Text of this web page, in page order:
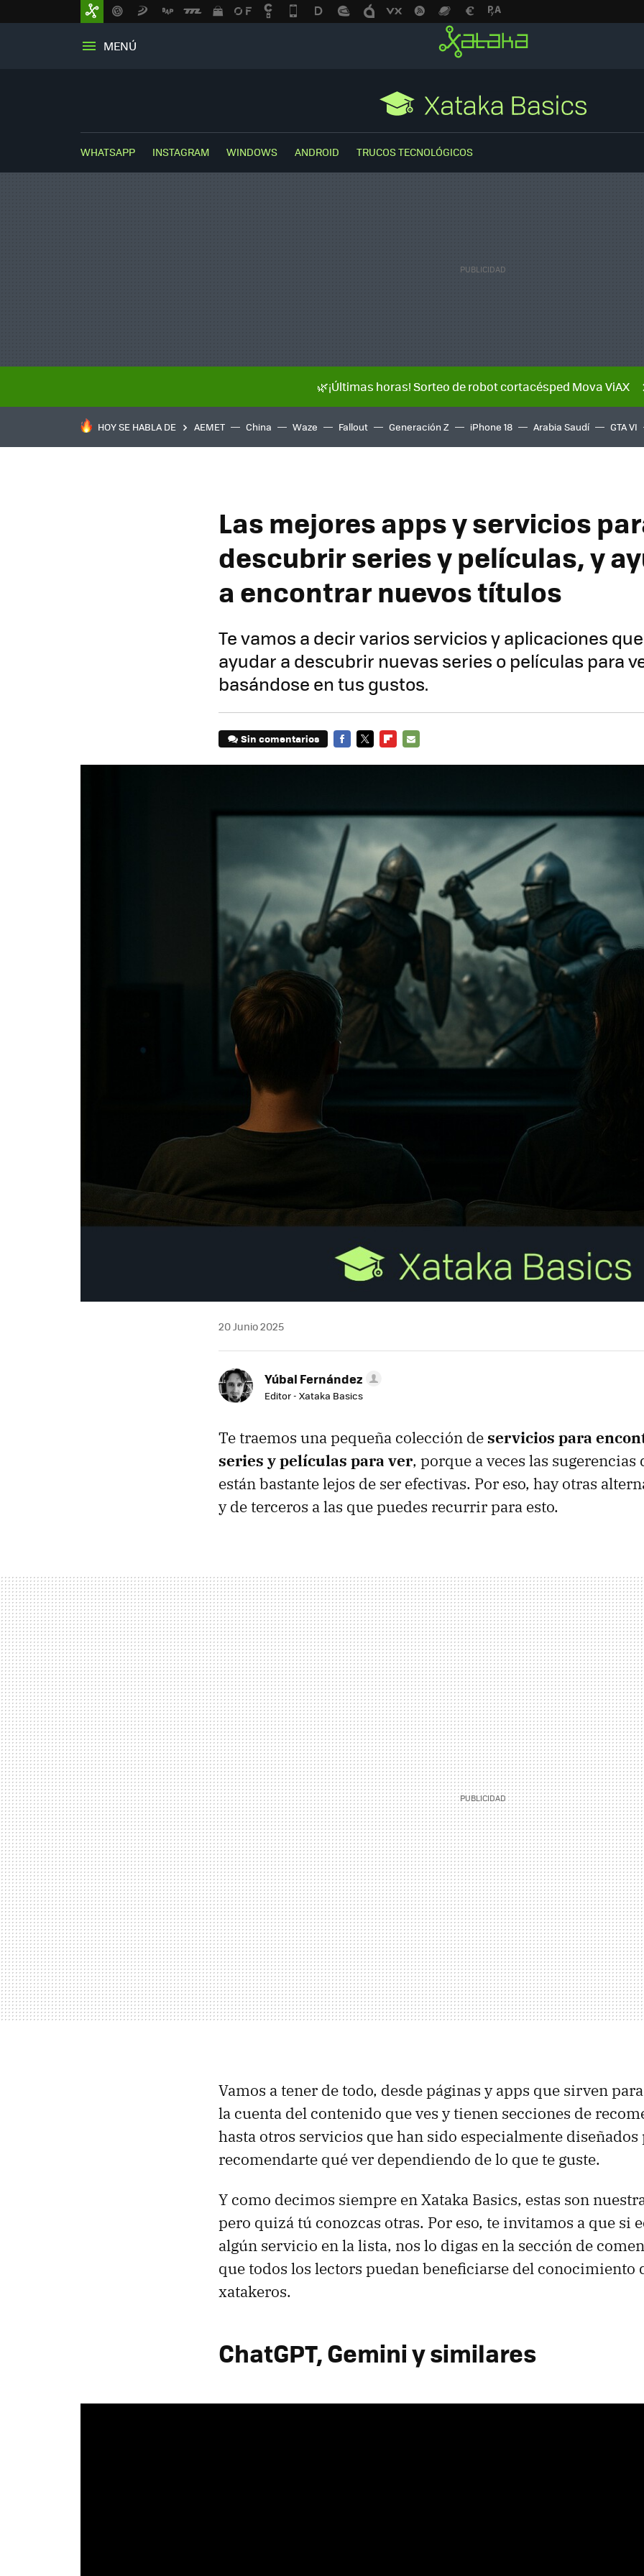
MENÚ
WHATSAPP INSTAGRAM WINDOWS ANDROID TRUCOS TECNOLÓGICOS
🌿¡Últimas horas! Sorteo de robot cortacésped Mova ViAX
HOY SE HABLA DE AEMET China Waze Fallout Generación Z iPhone 18 Arabia Saudí GTA VI
Las mejores apps y servicios
descubrir series y películas, y
a encontrar nuevos títulos
Te vamos a decir varios servicios y aplicaciones
ayudar a descubrir nuevas series o películas para
basándose en tus gustos.
Sin comentarios
20 Junio 2025
Yúbal Fernández
Editor - Xataka Basics
Te traemos una pequeña colección deservicios para
series y películas para ver, porque a veces las sugerencias
están bastante lejos de ser efectivas. Por eso, hay otras
y de terceros a las que puedes recurrir para esto.
Vamos a tener de todo, desde páginas y apps que sirven
la cuenta del contenido que ves y tienen secciones de
hasta otros servicios que han sido especialmente diseñados
recomendarte qué ver dependiendo de lo que te guste.
Y como decimos siempre en Xataka Basics, estas son
pero quizá tú conozcas otras. Por eso, te invitamos a que si
algún servicio en la lista, nos lo digas en la sección de
que todos los lectors puedan beneficiarse del conocimiento
xatakeros.
ChatGPT, Gemini y similares